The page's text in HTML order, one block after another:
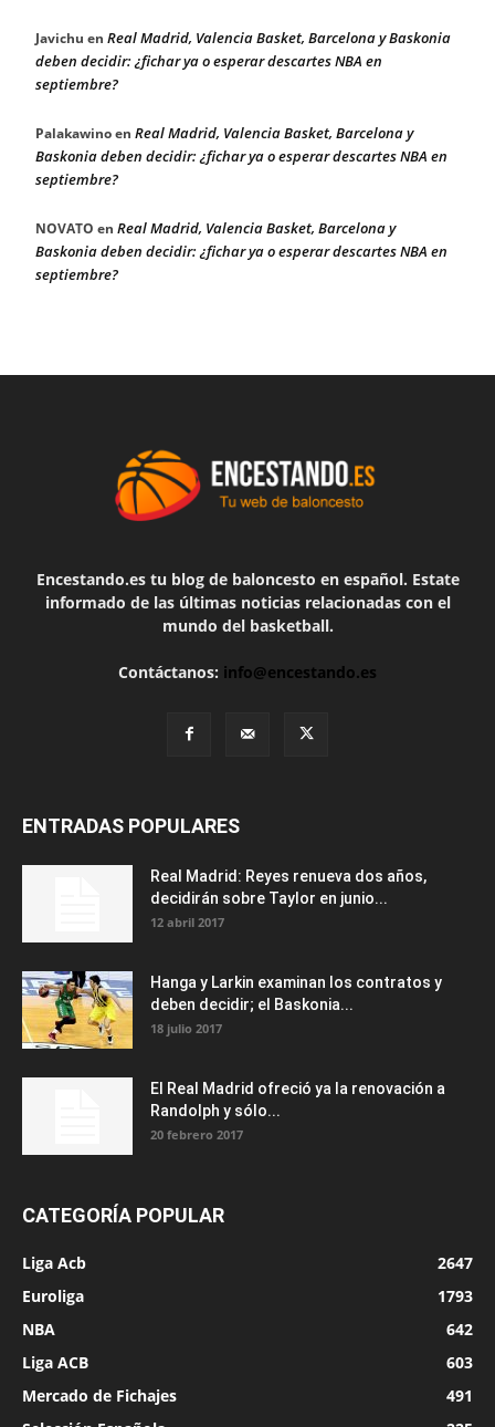
Javichu en Real Madrid, Valencia Basket, Barcelona y Baskonia
deben decidir: ¿fichar ya o esperar descartes NBA en
septiembre?
Palakawinoen Real Madrid, Valencia Basket, Barcelona y
Baskonia deben decidir: ¿fichar ya o esperar descartes NBA en
septiembre?
NOVATO en Real Madrid, Valencia Basket, Barcelona y
Baskonia deben decidir: ¿fichar ya o esperar descartes NBA en
septiembre?
Encestando.es tu blog de baloncesto en español. Estate
informado de las últimas noticias relacionadas con el
mundo del basketball.
Contáctanos: info@encestando.es
ENTRADAS POPULARES
Real Madrid: Reyes renueva dos años,
decidirán sobre Taylor en junio...
12 abril 2017
Hanga y Larkin examinan los contratos y
deben decidir; el Baskonia...
18 julio 2017
El Real Madrid ofreció ya la renovación a
Randolph y sólo...
20 febrero 2017
CATEGORÍA POPULAR
Liga Acb
2647
Euroliga
1793
NBA
642
Liga ACB
603
Mercado de Fichajes
491